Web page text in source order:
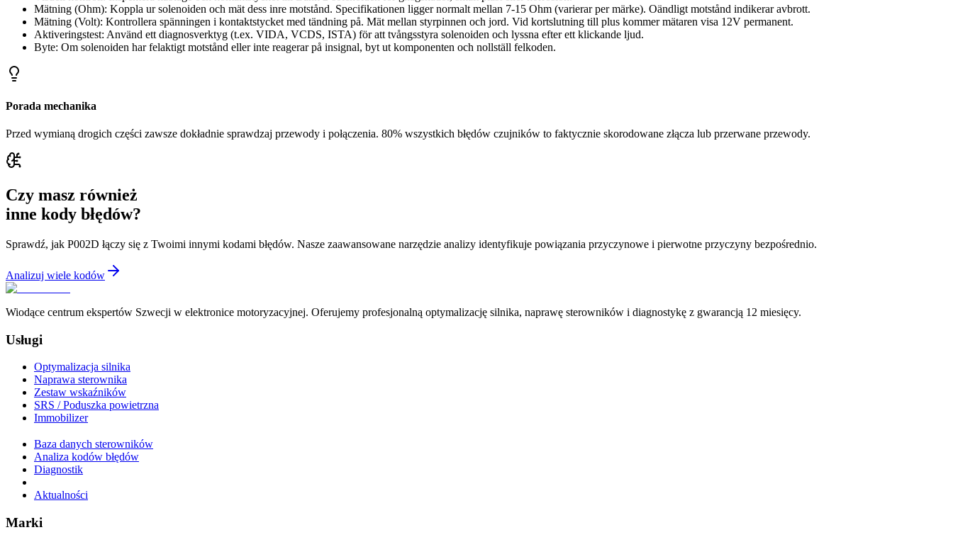
Mätning (Ohm): Koppla ur solenoiden och mät dess inre motstånd. Specifikationen ligger normalt mellan 7-15 Ohm (varierar per märke). Oändligt motstånd indikerar avbrott.
Mätning (Volt): Kontrollera spänningen i kontaktstycket med tändning på. Mät mellan styrpinnen och jord. Vid kortslutning till plus kommer mätaren visa 12V permanent.
Aktiveringstest: Använd ett diagnosverktyg (t.ex. VIDA, VCDS, ISTA) för att tvångsstyra solenoiden och lyssna efter ett klickande ljud.
Byte: Om solenoiden har felaktigt motstånd eller inte reagerar på insignal, byt ut komponenten och nollställ felkoden.
Porada mechanika
Przed wymianą drogich części zawsze dokładnie sprawdzaj przewody i połączenia. 80% wszystkich błędów czujników to faktycznie skorodowane złącza lub przerwane przewody.
Czy masz również
inne kody błędów?
Sprawdź, jak P002D łączy się z Twoimi innymi kodami błędów. Nasze zaawansowane narzędzie analizy identyfikuje powiązania przyczynowe i pierwotne przyczyny bezpośrednio.
Analizuj wiele kodów
Wiodące centrum ekspertów Szwecji w elektronice motoryzacyjnej. Oferujemy profesjonalną optymalizację silnika, naprawę sterowników i diagnostykę z gwarancją 12 miesięcy.
Usługi
Optymalizacja silnika
Naprawa sterownika
Zestaw wskaźników
SRS / Poduszka powietrzna
Immobilizer
Baza danych sterowników
Analiza kodów błędów
Diagnostik
Aktualności
Marki